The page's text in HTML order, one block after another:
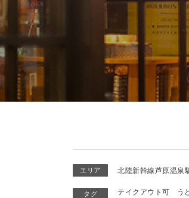
エリア 北陸新幹線芦原温泉
タグ テイクアウト可 う